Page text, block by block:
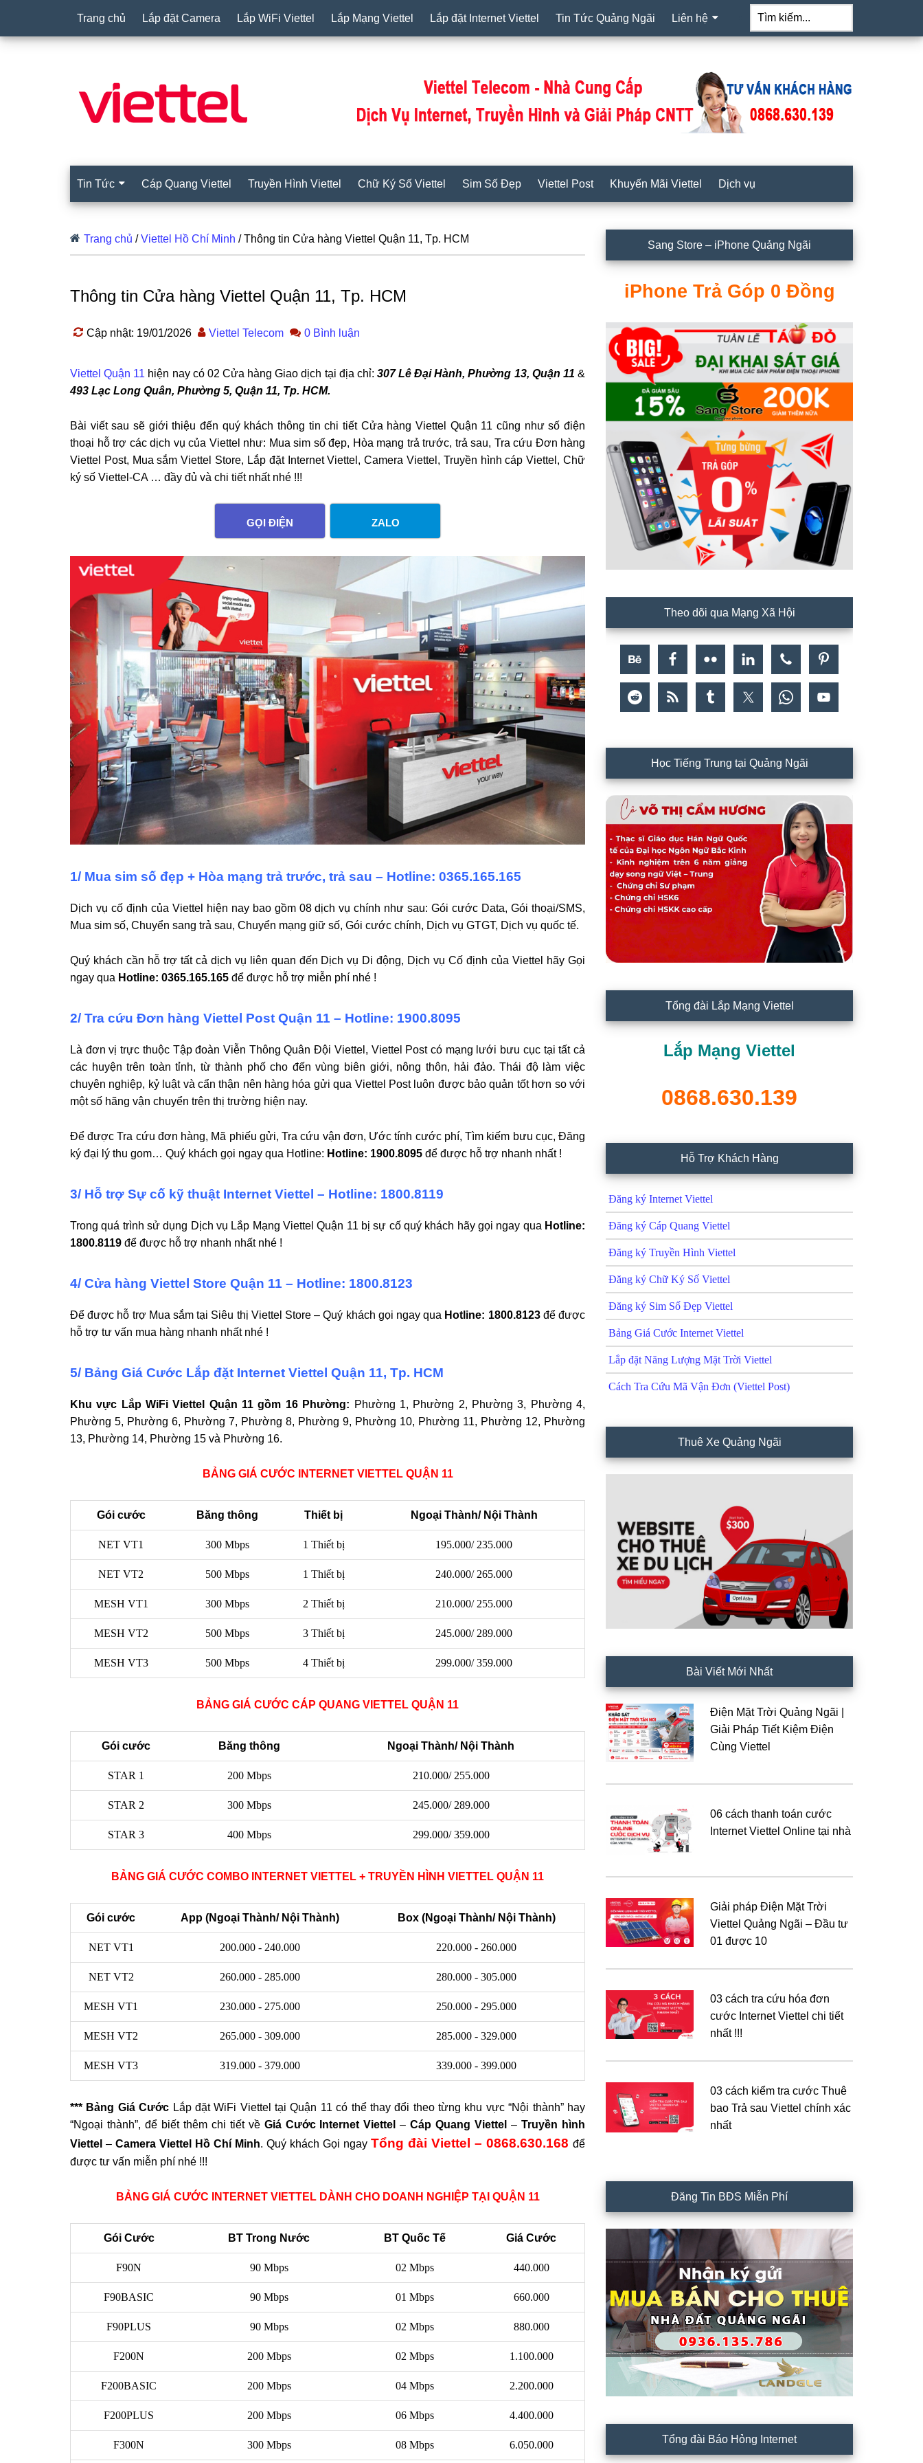
Trang chủ Lắp đặt Camera Lắp WiFi Viettel Lắp Mạng Viettel Lắp đặt Internet Viettel Tin Tức Quảng Ngãi Liên hệ
Tìm
kiếm...
Tin Tức Cáp Quang Viettel Truyền Hình Viettel Chữ Ký Số Viettel Sim Số Đẹp Viettel Post Khuyến Mãi Viettel Dịch vụ
Trang chủ /Viettel Hồ Chí Minh /Thông tin Cửa hàng Viettel Quận 11, Tp. HCM
Thông tin Cửa hàng Viettel Quận 11, Tp. HCM
Cập nhật: 19/01/2026 Viettel Telecom 0 Bình luận
Viettel Quận 11 hiện nay có 02 Cửa hàng Giao dịch tại địa chỉ: 307 Lê Đại Hành, Phường 13, Quận 11 &
493 Lạc Long Quân, Phường 5, Quận 11, Tp. HCM.
Bài viết sau sẽ giới thiệu đến quý khách thông tin chi tiết Cửa hàng Viettel Quận 11 cũng như số điện
thoại hỗ trợ các dịch vụ của Viettel như: Mua sim số đẹp, Hòa mạng trả trước, trả sau, Tra cứu Đơn hàng
Viettel Post, Mua sắm Viettel Store, Lắp đặt Internet Viettel, Camera Viettel, Truyền hình cáp Viettel, Chữ
ký số Viettel-CA … đầy đủ và chi tiết nhất nhé !!!
GỌI ĐIỆN ZALO
1/ Mua sim số đẹp + Hòa mạng trả trước, trả sau – Hotline: 0365.165.165
Dịch vụ cố định của Viettel hiện nay bao gồm 08 dịch vụ chính như sau: Gói cước Data, Gói thoại/SMS,
Mua sim số, Chuyển sang trả sau, Chuyển mạng giữ số, Gói cước chính, Dịch vụ GTGT, Dịch vụ quốc tế.
Quý khách cần hỗ trợ tất cả dịch vụ liên quan đến Dịch vụ Di động, Dịch vụ Cố định của Viettel hãy Gọi
ngay qua Hotline: 0365.165.165 để được hỗ trợ miễn phí nhé !
2/ Tra cứu Đơn hàng Viettel Post Quận 11 – Hotline: 1900.8095
Là đơn vị trực thuộc Tập đoàn Viễn Thông Quân Đội Viettel, Viettel Post có mạng lưới bưu cục tại tất cả
các huyện trên toàn tỉnh, từ thành phố cho đến vùng biên giới, nông thôn, hải đảo. Thái độ làm việc
chuyên nghiệp, kỷ luật và cẩn thận nên hàng hóa gửi qua Viettel Post luôn được bảo quản tốt hơn so với
một số hãng vận chuyển trên thị trường hiện nay.
Để được Tra cứu đơn hàng, Mã phiếu gửi, Tra cứu vận đơn, Ước tính cước phí, Tìm kiếm bưu cục, Đăng
ký đại lý thu gom… Quý khách gọi ngay qua Hotline: Hotline: 1900.8095 để được hỗ trợ nhanh nhất !
3/ Hỗ trợ Sự cố kỹ thuật Internet Viettel – Hotline: 1800.8119
Trong quá trình sử dụng Dịch vụ Lắp Mạng Viettel Quận 11 bị sự cố quý khách hãy gọi ngay qua Hotline:
1800.8119 để được hỗ trợ nhanh nhất nhé !
4/ Cửa hàng Viettel Store Quận 11 – Hotline: 1800.8123
Để được hỗ trợ Mua sắm tại Siêu thị Viettel Store – Quý khách gọi ngay qua Hotline: 1800.8123để được
hỗ trợ tư vấn mua hàng nhanh nhất nhé !
5/ Bảng Giá Cước Lắp đặt Internet Viettel Quận 11, Tp. HCM
Khu vực Lắp WiFi Viettel Quận 11 gồm 16 Phường: Phường 1, Phường 2, Phường 3, Phường 4,
Phường 5, Phường 6, Phường 7, Phường 8, Phường 9, Phường 10, Phường 11, Phường 12, Phường
13, Phường 14, Phường 15 và Phường 16.
BẢNG GIÁ CƯỚC INTERNET VIETTEL QUẬN 11
Gói cước Băng thông Thiết bị Ngoại Thành/ Nội Thành
NET VT1 300 Mbps 1 Thiết bị 195.000/ 235.000
NET VT2 500 Mbps 1 Thiết bị 240.000/ 265.000
MESH VT1 300 Mbps 2 Thiết bị 210.000/ 255.000
MESH VT2 500 Mbps 3 Thiết bị 245.000/ 289.000
MESH VT3 500 Mbps 4 Thiết bị 299.000/ 359.000
BẢNG GIÁ CƯỚC CÁP QUANG VIETTEL QUẬN 11
Gói cước Băng thông Ngoại Thành/ Nội Thành
STAR 1 200 Mbps 210.000/ 255.000
STAR 2 300 Mbps 245.000/ 289.000
STAR 3 400 Mbps 299.000/ 359.000
BẢNG GIÁ CƯỚC COMBO INTERNET VIETTEL + TRUYỀN HÌNH VIETTEL QUẬN 11
Gói cước App (Ngoại Thành/ Nội Thành) Box (Ngoại Thành/ Nội Thành)
NET VT1 200.000 - 240.000 220.000 - 260.000
NET VT2 260.000 - 285.000 280.000 - 305.000
MESH VT1 230.000 - 275.000 250.000 - 295.000
MESH VT2 265.000 - 309.000 285.000 - 329.000
MESH VT3 319.000 - 379.000 339.000 - 399.000
*** Bảng Giá Cước Lắp đặt WiFi Viettel tại Quận 11 có thể thay đổi theo từng khu vực “Nội thành” hay
“Ngoại thành”, để biết thêm chi tiết về Giá Cước Internet Viettel –Cáp Quang Viettel –Truyền hình
Viettel – Camera Viettel Hồ Chí Minh. Quý khách Gọi ngay Tổng đài Viettel – 0868.630.168 để
được tư vấn miễn phí nhé !!!
BẢNG GIÁ CƯỚC INTERNET VIETTEL DÀNH CHO DOANH NGHIỆP TẠI QUẬN 11
Gói Cước BT Trong Nước BT Quốc Tế Giá Cước
F90N 90 Mbps 02 Mbps 440.000
F90BASIC 90 Mbps 01 Mbps 660.000
F90PLUS 90 Mbps 02 Mbps 880.000
F200N 200 Mbps 02 Mbps 1.100.000
F200BASIC 200 Mbps 04 Mbps 2.200.000
F200PLUS 200 Mbps 06 Mbps 4.400.000
F300N 300 Mbps 08 Mbps 6.050.000
Sidebar
chính
Sang Store – iPhone Quảng Ngãi
iPhone Trả Góp 0 Đồng
Theo dõi qua Mạng Xã Hội
Học Tiếng Trung tại Quảng Ngãi
Tổng đài Lắp Mạng Viettel
Lắp Mạng Viettel
0868.630.139
Hỗ Trợ Khách Hàng
Đăng ký Internet Viettel
Đăng ký Cáp Quang Viettel
Đăng ký Truyền Hình Viettel
Đăng ký Chữ Ký Số Viettel
Đăng ký Sim Số Đẹp Viettel
Bảng Giá Cước Internet Viettel
Lắp đặt Năng Lượng Mặt Trời Viettel
Cách Tra Cứu Mã Vận Đơn (Viettel Post)
Thuê Xe Quảng Ngãi
Bài Viết Mới Nhất
Điện Mặt Trời Quảng Ngãi |
Giải Pháp Tiết Kiệm Điện
Cùng Viettel
06 cách thanh toán cước
Internet Viettel Online tại nhà
Giải pháp Điện Mặt Trời
Viettel Quảng Ngãi – Đầu tư
01 được 10
03 cách tra cứu hóa đơn
cước Internet Viettel chi tiết
nhất !!!
03 cách kiểm tra cước Thuê
bao Trả sau Viettel chính xác
nhất
Đăng Tin BĐS Miễn Phí
Tổng đài Báo Hỏng Internet